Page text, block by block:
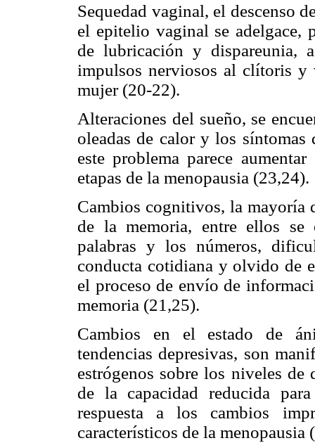
Sequedad vaginal, el descenso
el epitelio vaginal se adelgace,
de lubricación y dispareunia,
impulsos nerviosos al clítoris y
mujer (20-22).
Alteraciones del sueño, se
oleadas de calor y los síntomas
este problema parece
etapas de la menopausia (23,24).
Cambios cognitivos, la mayoría
de la memoria, entre ellos se
palabras y los números,
conducta cotidiana y olvido de
el proceso de envío de
memoria (21,25).
Cambios en el estado de
tendencias depresivas, son
estrógenos sobre los niveles de
de la capacidad reducida
respuesta a los cambios
característicos de la menopausia